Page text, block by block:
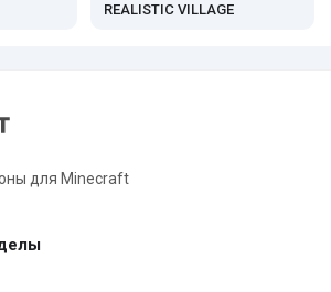
REALISTIC VILLAGE
для Minecraft